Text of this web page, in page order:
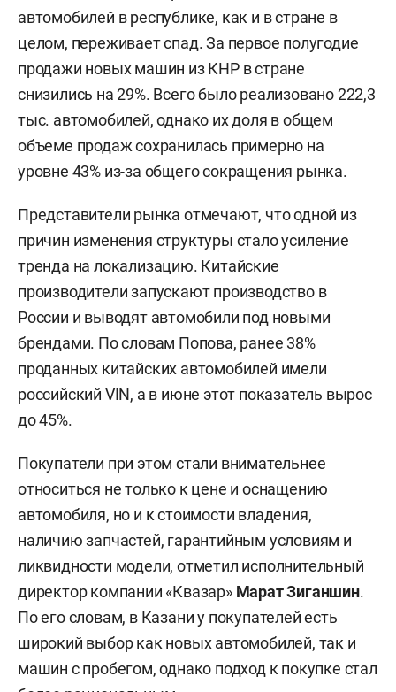
автомобилей в республике, как и в стране в
целом, переживает спад. За первое полугодие
продажи новых машин из КНР в стране
снизились на 29%. Всего было реализовано 222,3
тыс. автомобилей, однако их доля в общем
объеме продаж сохранилась примерно на
уровне 43% из-за общего сокращения рынка.
Представители рынка отмечают, что одной из
причин изменения структуры стало усиление
тренда на локализацию. Китайские
производители запускают производство в
России и выводят автомобили под новыми
брендами. По словам Попова, ранее 38%
проданных китайских автомобилей имели
российский VIN, а в июне этот показатель вырос
до 45%.
Покупатели при этом стали внимательнее
относиться не только к цене и оснащению
автомобиля, но и к стоимости владения,
наличию запчастей, гарантийным условиям и
ликвидности модели, отметил исполнительный
директор компании «Квазар» Марат Зиганшин.
По его словам, в Казани у покупателей есть
широкий выбор как новых автомобилей, так и
машин с пробегом, однако подход к покупке стал